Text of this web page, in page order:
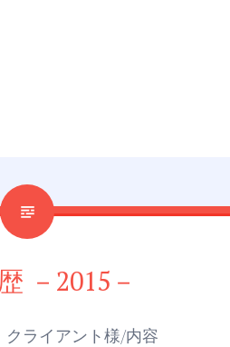
－2015－
ライアント様/内容